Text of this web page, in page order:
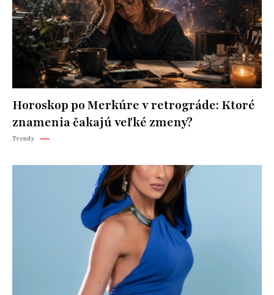
Horoskop po Merkúre v retrográde: Ktoré
znamenia čakajú veľké zmeny?
Trendy